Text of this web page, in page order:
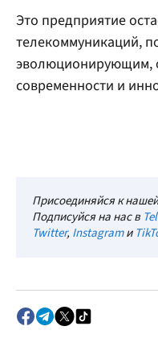
Это предприятие
телекоммуникаций,
эволюционирующим,
современности и
Присоединяйся к
Подписуйся на нас в
Twitter, Instagramи